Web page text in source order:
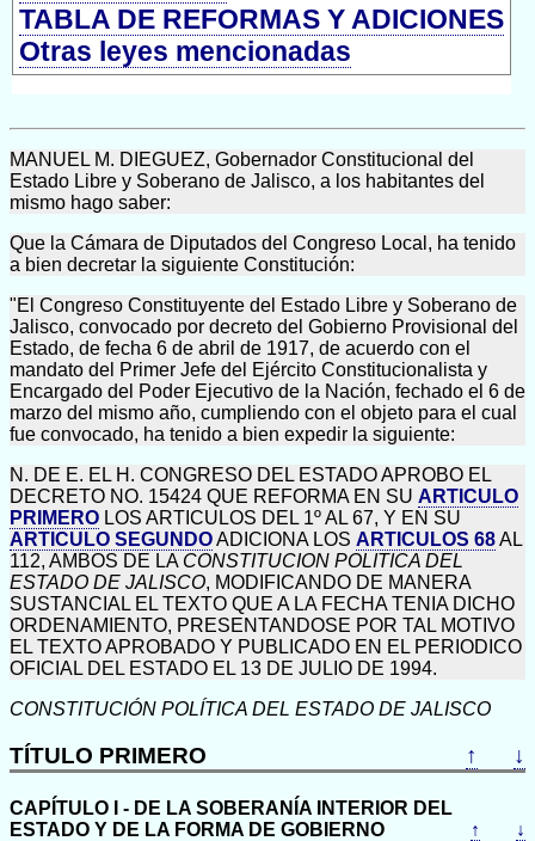
TABLA DE REFORMAS Y ADICIONES
Otras leyes mencionadas
MANUEL M. DIEGUEZ, Gobernador Constitucional del
Estado Libre y Soberano de Jalisco, a los habitantes del
mismo hago saber:
Que la Cámara de Diputados del Congreso Local, ha tenido
a bien decretar la siguiente Constitución:
"El Congreso Constituyente del Estado Libre y Soberano de
Jalisco, convocado por decreto del Gobierno Provisional del
Estado, de fecha 6 de abril de 1917, de acuerdo con el
mandato del Primer Jefe del Ejército Constitucionalista y
Encargado del Poder Ejecutivo de la Nación, fechado el 6 de
marzo del mismo año, cumpliendo con el objeto para el cual
fue convocado, ha tenido a bien expedir la siguiente:
N. DE E. EL H. CONGRESO DEL ESTADO APROBO EL
DECRETO NO. 15424 QUE REFORMA EN SU ARTICULO
PRIMERO LOS ARTICULOS DEL 1º AL 67, Y EN SU
ARTICULO SEGUNDOADICIONA LOS ARTICULOS 68AL
112, AMBOS DE LA CONSTITUCION POLITICA DEL
ESTADO DE JALISCO, MODIFICANDO DE MANERA
SUSTANCIAL EL TEXTO QUE A LA FECHA TENIA DICHO
ORDENAMIENTO, PRESENTANDOSE POR TAL MOTIVO
EL TEXTO APROBADO Y PUBLICADO EN EL PERIODICO
OFICIAL DEL ESTADO EL 13 DE JULIO DE 1994.
CONSTITUCIÓN POLÍTICA DEL ESTADO DE JALISCO
TÍTULO PRIMERO ↑ ↓
CAPÍTULO I - DE LA SOBERANÍA INTERIOR DEL
ESTADO Y DE LA FORMA DE GOBIERNO
↑ ↓